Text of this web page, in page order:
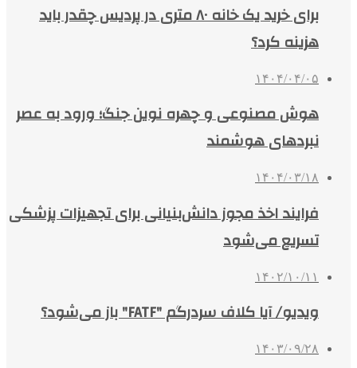
برای خرید یک خانه ۸۰ متری در پردیس چقدر باید
هزینه کرد؟
۱۴۰۴/۰۴/۰۵
هوش مصنوعی و چهره نوین جنگ؛ ورود به عصر
نبردهای هوشمند
۱۴۰۴/۰۳/۱۸
فرایند اخذ مجوز دانش‌بنیانی برای تجهیزات پزشکی
تسریع می‌شود
۱۴۰۲/۱۰/۱۱
ویدیو/ آیا کلاف سردرگم "FATF" باز می‌شود؟
۱۴۰۳/۰۹/۲۸